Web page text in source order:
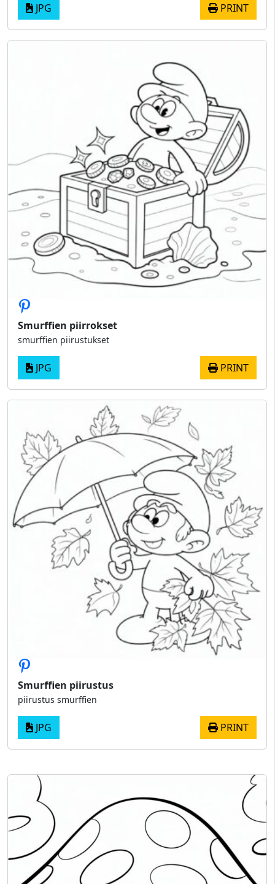
JPG PRINT
Smurffien piirrokset
smurffien piirustukset
JPG PRINT
Smurffien piirustus
piirustus smurffien
JPG PRINT